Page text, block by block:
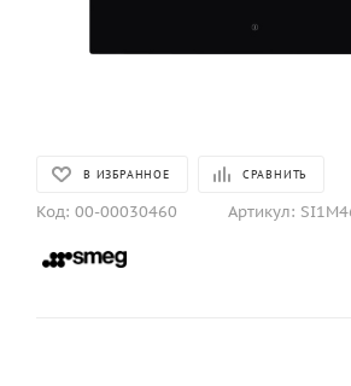
В ИЗБРАННОЕ СРАВНИТЬ
Код: 00-00030460 Артикул: